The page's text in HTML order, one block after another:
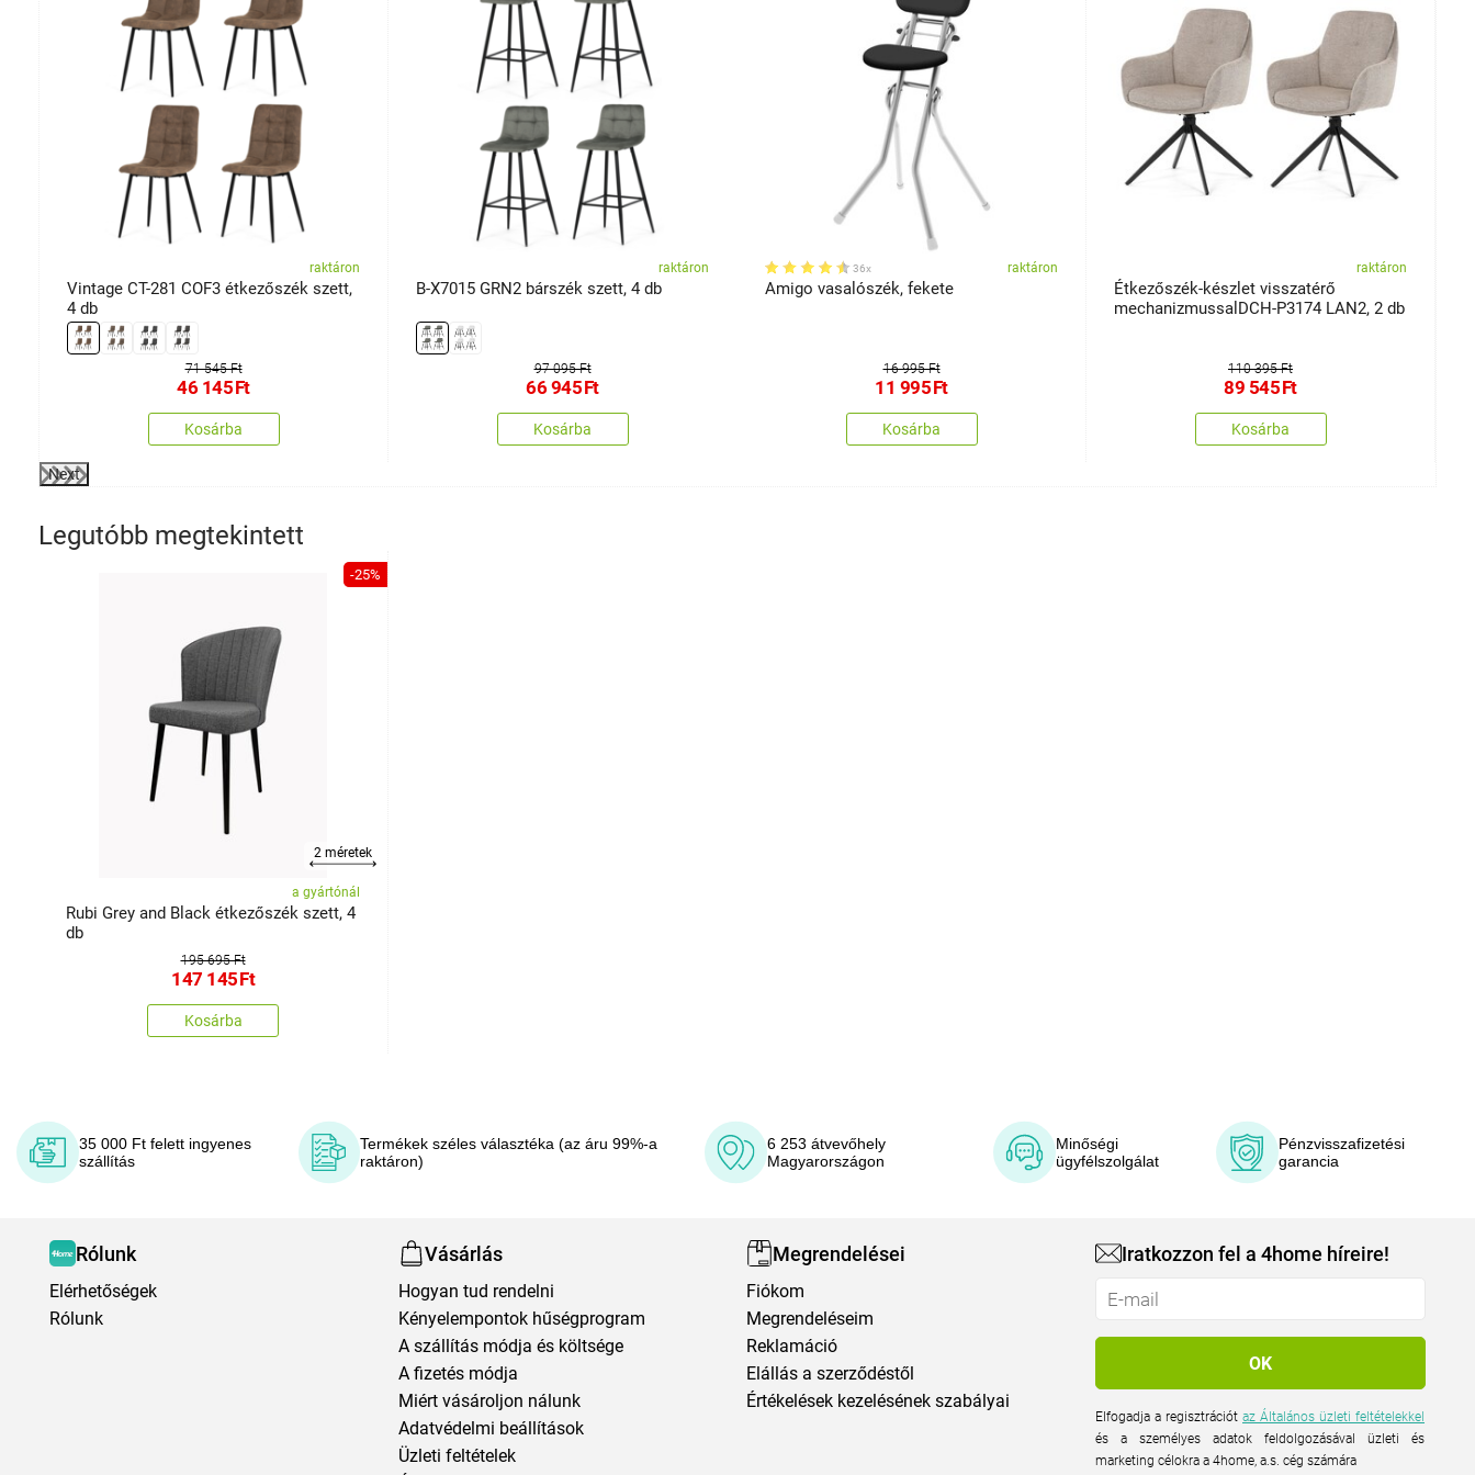
raktáron
Vintage CT-281 COF3 étkezőszék szett,
4 db
71 545 Ft
46 145Ft
Kosárba
raktáron
B-X7015 GRN2 bárszék szett, 4 db
97 095 Ft
66 945Ft
Kosárba
36x raktáron
Amigo vasalószék, fekete
16 995 Ft
11 995Ft
Kosárba
raktáron
Étkezőszék-készlet visszatérő
mechanizmussalDCH-P3174 LAN2, 2 db
110 395 Ft
89 545Ft
Kosárba
Next
Legutóbb megtekintett
-25%
2 méretek
a gyártónál
Rubi Grey and Black étkezőszék szett, 4
db
195 695 Ft
147 145Ft
Kosárba
35 000 Ft felett ingyenes
szállítás
Termékek széles választéka (az áru 99%-a
raktáron)
6 253 átvevőhely
Magyarországon
Minőségi
ügyfélszolgálat
Pénzvisszafizetési
garancia
Rólunk
Elérhetőségek
Rólunk
Vásárlás
Hogyan tud rendelni
Kényelempontok hűségprogram
A szállítás módja és költsége
A fizetés módja
Miért vásároljon nálunk
Adatvédelmi beállítások
Üzleti feltételek
Megrendelései
Fiókom
Megrendeléseim
Reklamáció
Elállás a szerződéstől
Értékelések kezelésének szabályai
Iratkozzon fel a 4home híreire!
Elfogadja a regisztrációtaz Általános üzleti feltételekkel
és a személyes adatok feldolgozásával üzleti és
marketing célokra a 4home, a.s. cég számára